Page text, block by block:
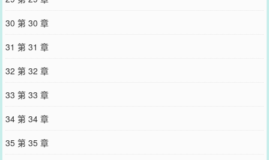
30 第 30 章
31 第 31 章
32 第 32 章
33 第 33 章
34 第 34 章
35 第 35 章